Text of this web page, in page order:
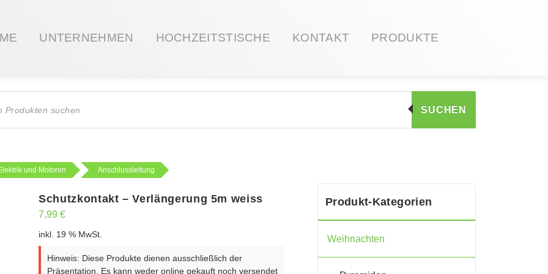
UNTERNEHMEN HOCHZEITSTISCHE KONTAKT PRODUKTE
SUCHEN
und Motoren
Anschlussleitung
Schutzkontakt – Verlängerung 5m weiss
7,99 €
inkl. 19 % MwSt.
Hinweis: Diese Produkte dienen ausschließlich der
Präsentation. Es kann weder online gekauft noch versendet
Produkt-Kategorien
Weihnachten